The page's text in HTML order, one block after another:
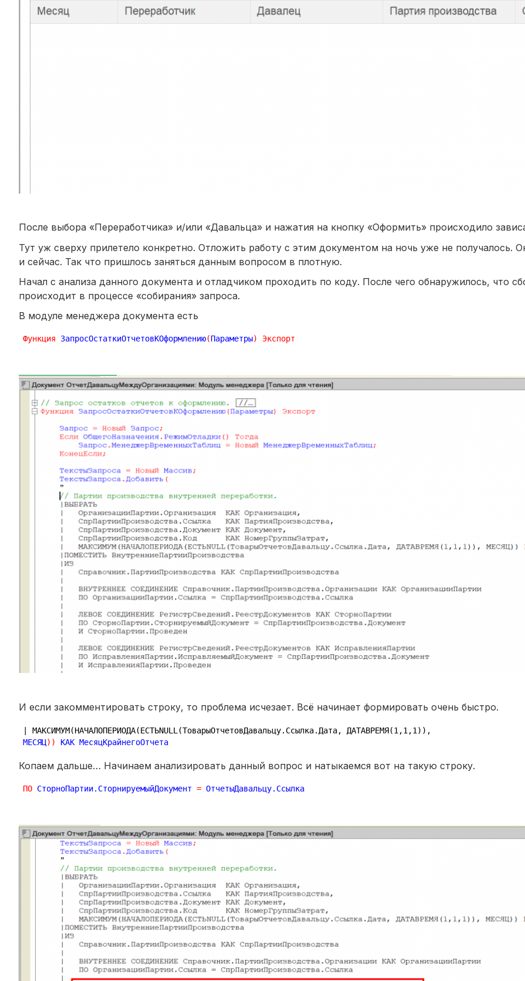
После выбора «Переработчика» и/или «Давальца» и нажатия на кнопку «Оформить» происходило
Тут уж сверху прилетело конкретно. Отложить работу с этим документом на ночь уже не получалось.
и сейчас. Так что пришлось заняться данным вопросом в плотную.
Начал с анализа данного документа и отладчиком проходить по коду. После чего обнаружилось, что
происходит в процессе «собирания» запроса.
В модуле менеджера документа есть
Функция ЗапросОстаткиОтчетовКОформлению(Параметры) Экспорт
И если закомментировать строку, то проблема исчезает. Всё начинает формировать очень быстро.
| МАКСИМУМ(НАЧАЛОПЕРИОДА(ЕСТЬNULL(ТоварыОтчетовДавальцу.Ссылка.Дата, ДАТАВРЕМЯ(1,1,1)),
МЕСЯЦ) ) КАК МесяцКрайнегоОтчета
Копаем дальше… Начинаем анализировать данный вопрос и натыкаемся вот на такую строку.
ПО СторноПартии.СторнируемыйДокумент = ОтчетыДавальцу.Ссылка